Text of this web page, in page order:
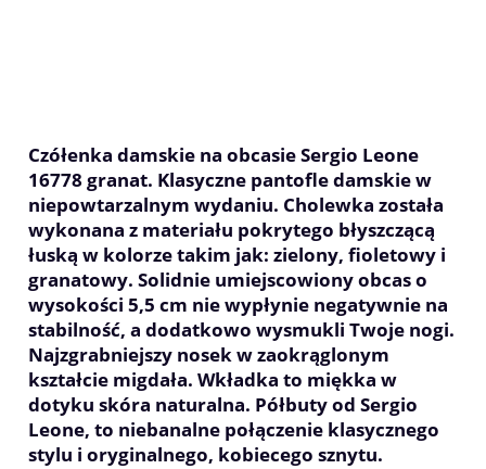
Czółenka damskie na obcasie Sergio Leone
16778 granat. Klasyczne pantofle damskie w
niepowtarzalnym wydaniu. Cholewka została
wykonana z materiału pokrytego błyszczącą
łuską w kolorze takim jak: zielony, fioletowy i
granatowy. Solidnie umiejscowiony obcas o
wysokości 5,5 cm nie wypłynie negatywnie na
stabilność, a dodatkowo wysmukli Twoje nogi.
Najzgrabniejszy nosek w zaokrąglonym
kształcie migdała. Wkładka to miękka w
dotyku skóra naturalna. Półbuty od Sergio
Leone, to niebanalne połączenie klasycznego
stylu i oryginalnego, kobiecego sznytu.